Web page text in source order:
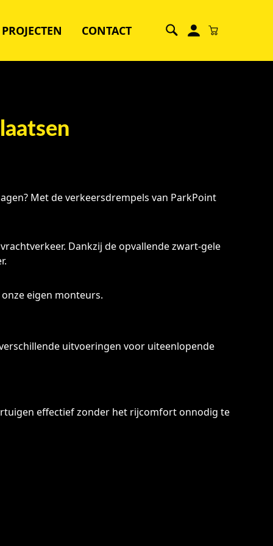
PROJECTEN CONTACT
Met de verkeersdrempels van ParkPoint
Dankzij de opvallende zwart-gele
eigen monteurs.
uitvoeringen voor uiteenlopende
effectief zonder het rijcomfort onnodig te